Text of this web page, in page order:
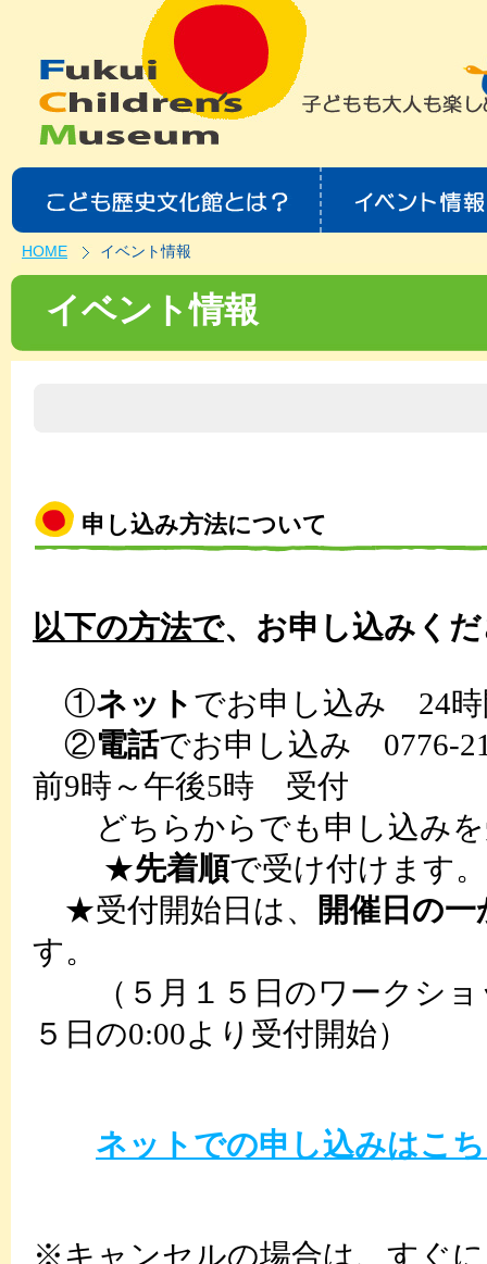
HOME イベント情報
イベント情報
申し込み方法について
以下の方法で、お申し込みく
①ネット でお申し込み 24時
②電話でお申し込み 0776-
前9時～午後5時 受付
どちらからでも申し込みを
★先着順で受け付けます。
★受付開始日は、
開催日の
す。
（５月１５日のワークショ
５日の0:00より受付開始）
ネットでの申し込みはこ
※キャンセルの場合は、すぐ